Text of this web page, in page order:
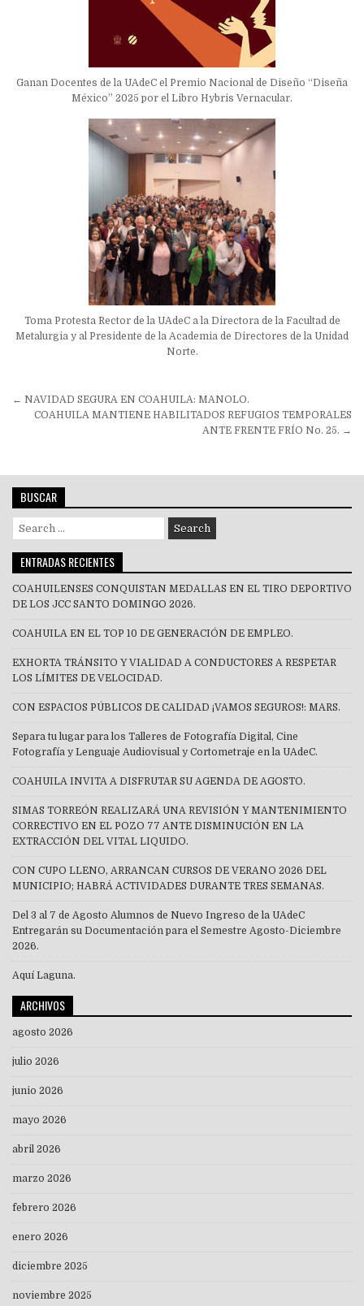
Ganan Docentes de la UAdeC el Premio Nacional de Diseño “Diseña
México” 2025 por el Libro Hybris Vernacular.
Toma Protesta Rector de la UAdeC a la Directora de la Facultad de
Metalurgia y al Presidente de la Academia de Directores de la Unidad
Norte.
Navegación
← NAVIDAD SEGURA EN COAHUILA: MANOLO.
COAHUILA MANTIENE HABILITADOS REFUGIOS TEMPORALES
ANTE FRENTE FRÍO No. 25. →
BUSCAR
Search
for:
ENTRADAS RECIENTES
COAHUILENSES CONQUISTAN MEDALLAS EN EL TIRO DEPORTIVO
DE LOS JCC SANTO DOMINGO 2026.
COAHUILA EN EL TOP 10 DE GENERACIÓN DE EMPLEO.
EXHORTA TRÁNSITO Y VIALIDAD A CONDUCTORES A RESPETAR
LOS LÍMITES DE VELOCIDAD.
CON ESPACIOS PÚBLICOS DE CALIDAD ¡VAMOS SEGUROS!: MARS.
Separa tu lugar para los Talleres de Fotografía Digital, Cine
Fotografía y Lenguaje Audiovisual y Cortometraje en la UAdeC.
COAHUILA INVITA A DISFRUTAR SU AGENDA DE AGOSTO.
SIMAS TORREÓN REALIZARÁ UNA REVISIÓN Y MANTENIMIENTO
CORRECTIVO EN EL POZO 77 ANTE DISMINUCIÓN EN LA
EXTRACCIÓN DEL VITAL LIQUIDO.
CON CUPO LLENO, ARRANCAN CURSOS DE VERANO 2026 DEL
MUNICIPIO; HABRÁ ACTIVIDADES DURANTE TRES SEMANAS.
Del 3 al 7 de Agosto Alumnos de Nuevo Ingreso de la UAdeC
Entregarán su Documentación para el Semestre Agosto-Diciembre
2026.
Aquí Laguna.
ARCHIVOS
agosto 2026
julio 2026
junio 2026
mayo 2026
abril 2026
marzo 2026
febrero 2026
enero 2026
diciembre 2025
noviembre 2025